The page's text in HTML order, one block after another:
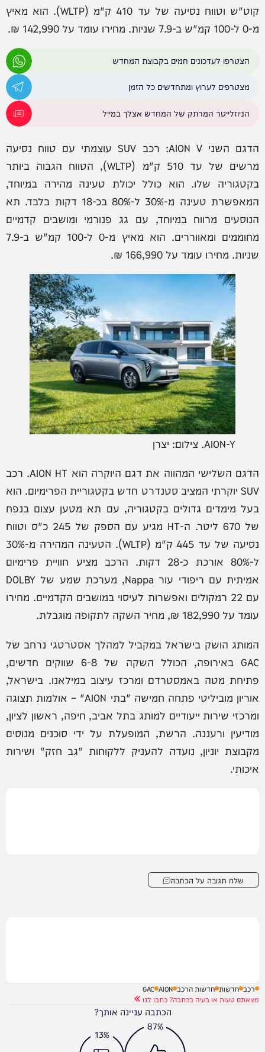
קוט"ש וטווח נסיעה של עד 410 ק"מ (WLTP). הוא מאיץ
מ-0 ל-100 קמ"ש ב-7.9 שניות. מחירו עומד על 142,990 ₪.
הצטרפו לעדכונים חמים בקבוצת המחדש
מצטרפים לערוץ ומתחדשים כל הזמן
הניוזלייטר המרתק של המחדש אצלך במייל
הדגם השני AION V: רכב SUV עוצמתי עם טווח נסיעה
מרשים של עד 510 ק"מ (WLTP), הטווח הגבוה ביותר
בקטגוריה שלו. הוא כולל יכולת טעינה מהירה במיוחד,
המאפשרת טעינה מ-30% ל-80% בכ-18 דקות בלבד. תא
הנוסעים מרווח במיוחד, עם גג פנורמי ומושבים קדמיים
מחוממים ומאווררים. הוא מאיץ מ-0 ל-100 קמ"ש ב-7.9
שניות. מחירו עומד על 166,990 ₪.
AION-Y. צילום: יצרן
הדגם השלישי המהווה את דגם היוקרה הוא AION HT. רכב
SUV יוקרתי המציב סטנדרט חדש בקטגוריית הפרימיום. הוא
בעל מימדים גדולים בקטגוריה, עם תא מטען עצום בנפח
של 670 ליטר. ה-HT מגיע עם הספק של 245 כ"ס וטווח
נסיעה של עד 445 ק"מ (WLTP). הטעינה המהירה מ-30%
ל-80% אורכת כ-28 דקות. הרכב מציע חוויית פרימיום
אמיתית עם ריפודי עור Nappa, מערכת שמע של DOLBY
עם 22 רמקולים ואפשרות לעיסוי במושבים הקדמיים. מחירו
עומד על 182,990 ₪, מחיר השקה לתקופה מוגבלת.
המותג הושק בישראל במקביל למהלך אסטרטגי נרחב של
GAC באירופה, הכולל השקה של 6-8 שווקים חדשים,
פתיחת מטה באמסטרדם ומרכז עיצוב במילאנו. בישראל,
אוריון מוביליטי פתחה חמישה "בתי AION" – אולמות תצוגה
ומרכזי שירות ייעודיים למותג בתל אביב, חיפה, ראשון לציון,
מודיעין ורעננה. הרשת, המופעלת על ידי סוכנים מנוסים
מקבוצת יוניון, נועדה להעניק ללקוחות "גב חזק" ושירות
איכותי.
שלח תגובה על הכתבה
רכב חדשות חדשות הרכב AION
GAC
מצאתם טעות או בעיה בכתבה? כתבו לנו
הכתבה עניינה אותך?
87%
13%